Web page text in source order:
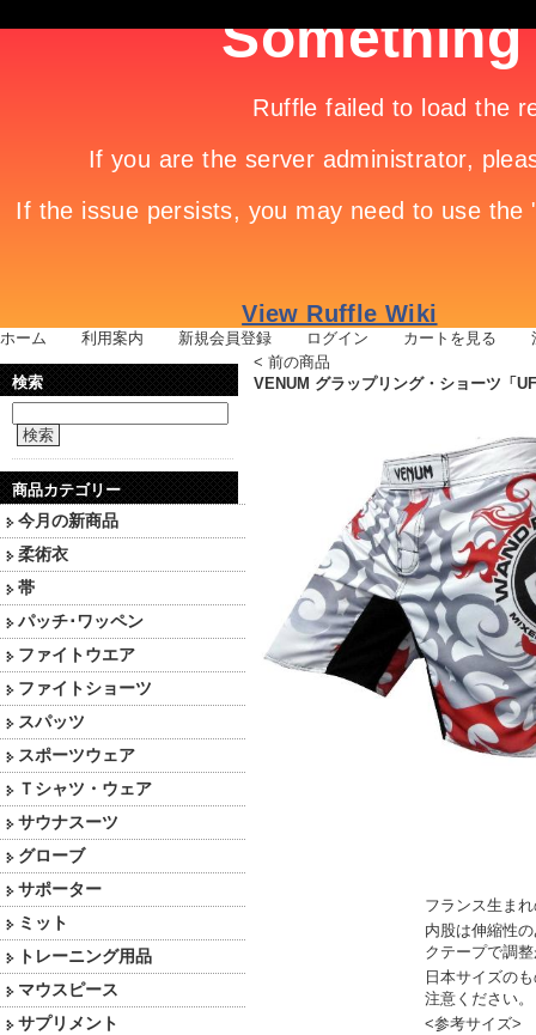
ホーム 利用案内 新規会員登録 ログイン カートを見る
検索
検索
商品カテゴリー
今月の新商品
柔術衣
帯
パッチ･ワッペン
ファイトウエア
ファイトショーツ
スパッツ
スポーツウェア
Ｔシャツ・ウェア
サウナスーツ
グローブ
サポーター
ミット
トレーニング用品
マウスピース
サプリメント
< 前の商品
VENUM グラップリング・ショーツ「
フランス生ま
内股は伸縮性
クテープで調
日本サイズの
注意ください。
<参考サイズ>